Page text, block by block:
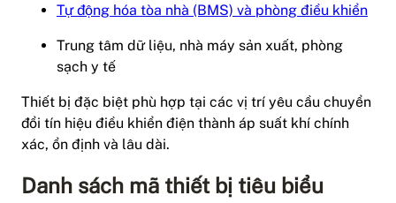
Tự động hóa tòa nhà (BMS) và phòng điều khiển
Trung tâm dữ liệu, nhà máy sản xuất, phòng
sạch y tế
Thiết bị đặc biệt phù hợp tại các vị trí yêu cầu chuyển
đổi tín hiệu điều khiển điện thành áp suất khí chính
xác, ổn định và lâu dài.
Danh sách mã thiết bị tiêu biểu